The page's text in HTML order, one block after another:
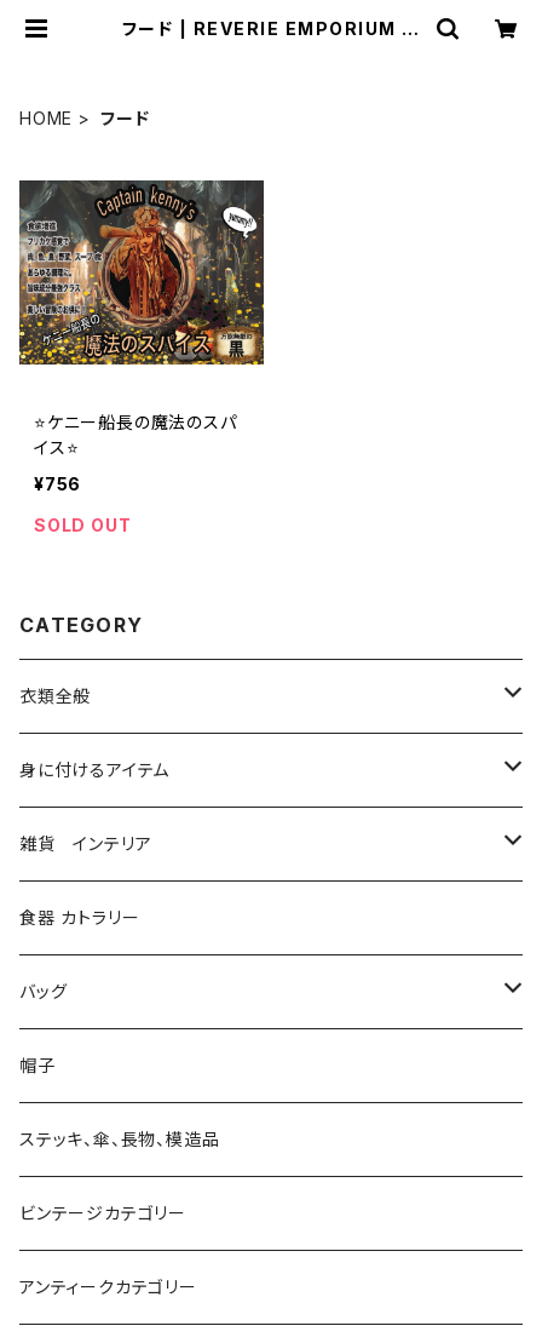
フード | REVERIE EMPORIUM 船
HOME フード
⭐️ケニー船長の魔法のスパ
イス⭐️
¥756
SOLD OUT
CATEGORY
衣類全般
コルセット
シャツ、ブラウス
ジャケット、コート
ボトム、スカート
ソックス、レギンス
マフラー、ストール、スカーフ
ベスト
身に付けるアイテム
ベルト ハーネス
グローブ
メガネ、ゴーグル
マスク
望遠鏡、単眼鏡、双眼鏡、ルーペ
付けエリ
手首、足首
雑貨 インテリア
本
ステーショナリー
造形
キャンドルスタンド
食器 カトラリー
バッグ
財布
バッグ
帽子
ステッキ、傘、長物、模造品
ビンテージカテゴリー
アンティークカテゴリー